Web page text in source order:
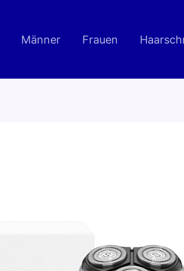
Männer Frauen